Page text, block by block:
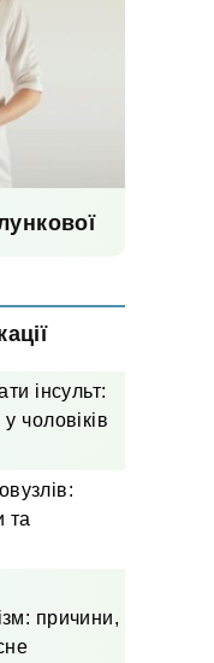
інсульт:
чоловіків
та
причини,